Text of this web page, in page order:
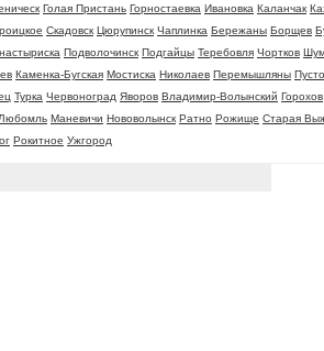
Голая Пристань Горностаевка Ивановка Каланчак
Скадовск Цюрупинск Чаплинка Бережаны Борщев
Подволочинск Подгайцы Теребовля Чортков
Каменка-Бугская Мостиска Николаев Перемышляны
Турка Червоноград Яворов Владимир-Волынский Горохов
Любомль Маневичи Нововолынск Ратно Рожище Старая
Рокитное Ужгород